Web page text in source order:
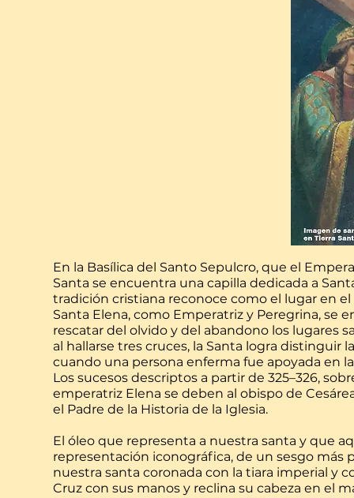
En la Basílica del Santo Sepulcro, que el
Santa se encuentra una capilla dedicada a
tradición cristiana reconoce como el lugar en
Santa Elena, como Emperatriz y Peregrina, se
rescatar del olvido y del abandono los lugares
al hallarse tres cruces, la Santa logra distinguir
cuando una persona enferma fue apoyada en
Los sucesos descriptos a partir de 325–326,
emperatriz Elena se deben al obispo de
el Padre de la Historia de la Iglesia.
El óleo que representa a nuestra santa y que
representación iconográfica, de un sesgo más
nuestra santa coronada con la tiara imperial y
Cruz con sus manos y reclina su cabeza en el